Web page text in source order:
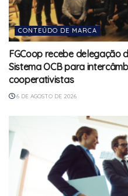
CONTEÚDO DE MARCA
FGCoop recebe delegação
Sistema OCB para
cooperativistas
6 DE AGOSTO DE 2026